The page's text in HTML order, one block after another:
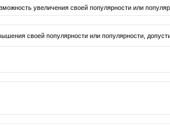
увеличения своей популярности или
своей популярности или популярности,